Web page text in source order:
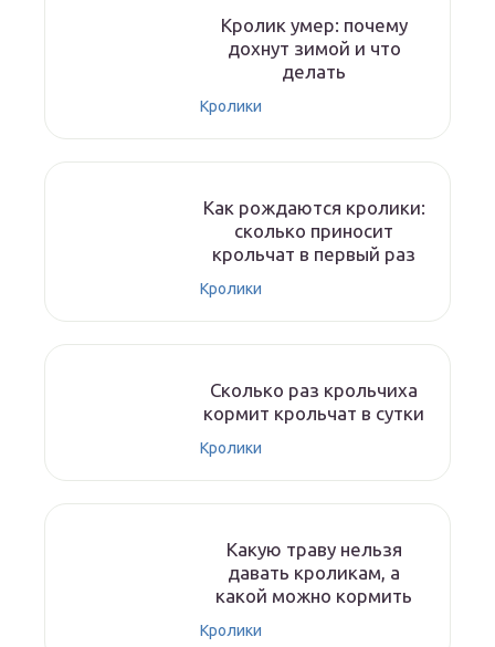
Кролик умер: почему
дохнут зимой и что
делать
Кролики
Как рождаются кролики:
сколько приносит
крольчат в первый раз
Кролики
Сколько раз крольчиха
кормит крольчат в сутки
Кролики
Какую траву нельзя
давать кроликам, а
какой можно кормить
Кролики